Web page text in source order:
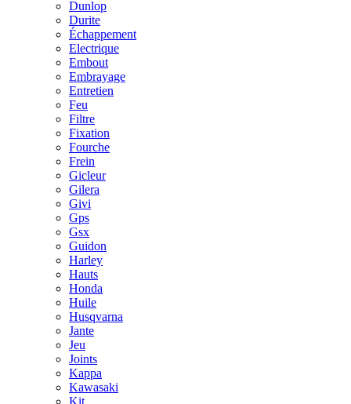
Dunlop
Durite
Échappement
Electrique
Embout
Embrayage
Entretien
Feu
Filtre
Fixation
Fourche
Frein
Gicleur
Gilera
Givi
Gps
Gsx
Guidon
Harley
Hauts
Honda
Huile
Husqvarna
Jante
Jeu
Joints
Kappa
Kawasaki
Kit